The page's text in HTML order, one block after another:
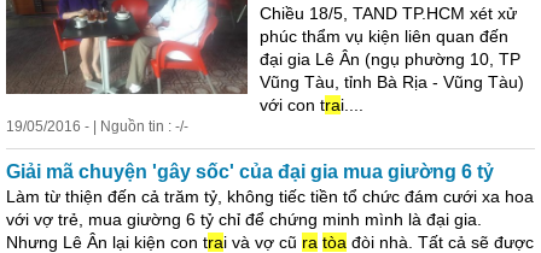
Chiều 18/5, TAND TP.HCM xét xử
phúc thẩm vụ kiện liên quan đến
đại gia Lê Ân (ngụ phường 10, TP
Vũng Tàu, tỉnh Bà Rịa - Vũng Tàu)
với con trai....
19/05/2016 - | Nguồn tin : -/-
Giải mã chuyện 'gây sốc' của đại gia mua giường 6 tỷ
Làm từ thiện đến cả trăm tỷ, không tiếc tiền tổ chức đám cưới xa hoa
với vợ trẻ, mua giường 6 tỷ chỉ để chứng minh mình là đại gia.
Nhưng Lê Ân lại kiện con trai và vợ cũ ra tòa đòi nhà. Tất cả sẽ được